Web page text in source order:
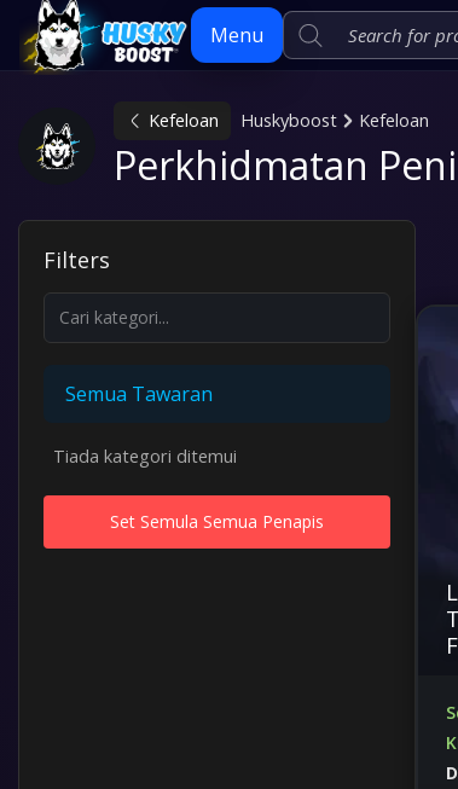
Menu
Skip
Kefeloan Huskyboost Kefeloan
Perkhidmatan
Filters
Semua Tawaran
Tiada kategori ditemui
Set Semula Semua Penapis